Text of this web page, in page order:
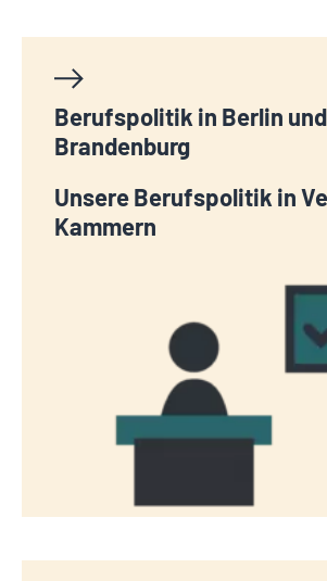
Berufspolitik in Berlin und
Brandenburg
Unsere Berufspolitik in
Kammern